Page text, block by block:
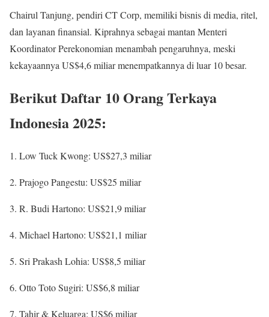
Chairul Tanjung, pendiri CT Corp, memiliki bisnis di media, ritel,
dan layanan finansial. Kiprahnya sebagai mantan Menteri
Koordinator Perekonomian menambah pengaruhnya, meski
kekayaannya US$4,6 miliar menempatkannya di luar 10 besar.
Berikut Daftar 10 Orang Terkaya
Indonesia 2025:
Low Tuck Kwong: US$27,3 miliar
Prajogo Pangestu: US$25 miliar
R. Budi Hartono: US$21,9 miliar
Michael Hartono: US$21,1 miliar
Sri Prakash Lohia: US$8,5 miliar
Otto Toto Sugiri: US$6,8 miliar
Tahir & Keluarga: US$6 miliar